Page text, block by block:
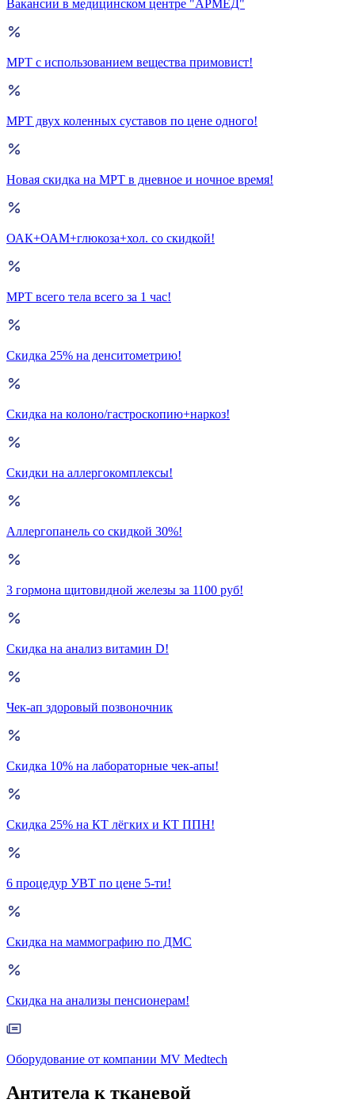
Вакансии в медицинском центре "АРМЕД"
МРТ с использованием вещества примовист!
МРТ двух коленных суставов по цене одного!
Новая скидка на МРТ в дневное и ночное время!
ОАК+ОАМ+глюкоза+хол. со скидкой!
МРТ всего тела всего за 1 час!
Скидка 25% на денситометрию!
Скидка на колоно/гастроскопию+наркоз!
Скидки на аллергокомплексы!
Аллергопанель со скидкой 30%!
3 гормона щитовидной железы за 1100 руб!
Скидка на анализ витамин D!
Чек-ап здоровый позвоночник
Скидка 10% на лабораторные чек-апы!
Скидка 25% на КТ лёгких и КТ ППН!
6 процедур УВТ по цене 5-ти!
Скидка на маммографию по ДМС
Скидка на анализы пенсионерам!
Оборудование от компании MV Medtech
Антитела к тканевой